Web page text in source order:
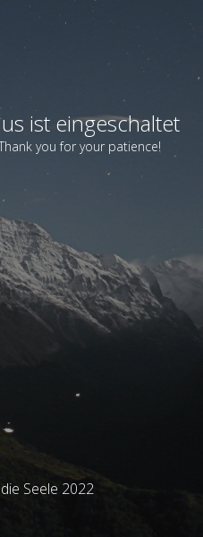
ist eingeschaltet
you for your patience!
Seele 2022